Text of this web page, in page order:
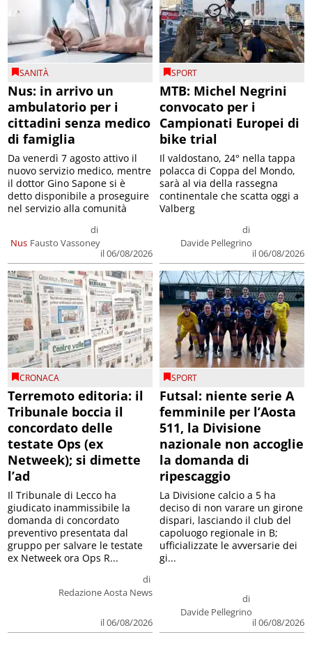
SANITÀ
Nus: in arrivo un
ambulatorio per i
cittadini senza medico
di famiglia
Nus
di
Fausto Vassoney
il 06/08/2026
Da venerdì 7 agosto attivo il
nuovo servizio medico, mentre
il dottor Gino Sapone si è
detto disponibile a proseguire
nel servizio alla comunità
SPORT
MTB: Michel Negrini
convocato per i
Campionati Europei di
bike trial
di
Davide Pellegrino
il 06/08/2026
Il valdostano, 24° nella tappa
polacca di Coppa del Mondo,
sarà al via della rassegna
continentale che scatta oggi a
Valberg
CRONACA
Terremoto editoria: il
Tribunale boccia il
concordato delle
testate Ops (ex
Netweek); si dimette
l’ad
di
Redazione Aosta News
il 06/08/2026
Il Tribunale di Lecco ha
giudicato inammissibile la
domanda di concordato
preventivo presentata dal
gruppo per salvare le testate
ex Netweek ora Ops R...
SPORT
Futsal: niente serie A
femminile per l’Aosta
511, la Divisione
nazionale non accoglie
la domanda di
ripescaggio
di
Davide Pellegrino
il 06/08/2026
La Divisione calcio a 5 ha
deciso di non varare un girone
dispari, lasciando il club del
capoluogo regionale in B;
ufficializzate le avversarie dei
gi...